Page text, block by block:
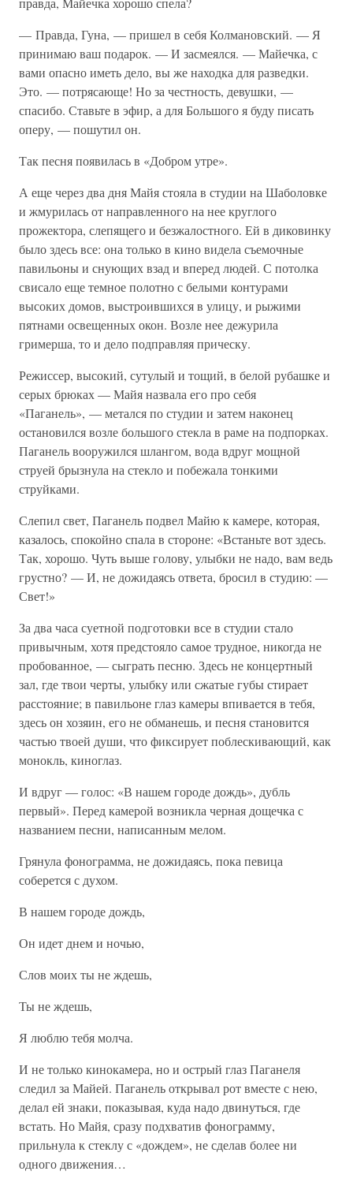
— Правда, Гуна, — пришел в себя Колмановский. — Я
принимаю ваш подарок. — И засмеялся. — Майечка, с
вами опасно иметь дело, вы же находка для разведки.
Это. — потрясающе! Но за честность, девушки, —
спасибо. Ставьте в эфир, а для Большого я буду писать
оперу, — пошутил он.
Так песня появилась в «Добром утре».
А еще через два дня Майя стояла в студии на Шаболовке
и жмурилась от направленного на нее круглого
прожектора, слепящего и безжалостного. Ей в диковинку
было здесь все: она только в кино видела съемочные
павильоны и снующих взад и вперед людей. С потолка
свисало еще темное полотно с белыми контурами
высоких домов, выстроившихся в улицу, и рыжими
пятнами освещенных окон. Возле нее дежурила
гримерша, то и дело подправляя прическу.
Режиссер, высокий, сутулый и тощий, в белой рубашке и
серых брюках — Майя назвала его про себя
«Паганель», — метался по студии и затем наконец
остановился возле большого стекла в раме на подпорках.
Паганель вооружился шлангом, вода вдруг мощной
струей брызнула на стекло и побежала тонкими
струйками.
Слепил свет, Паганель подвел Майю к камере, которая,
казалось, спокойно спала в стороне: «Встаньте вот здесь.
Так, хорошо. Чуть выше голову, улыбки не надо, вам ведь
грустно? — И, не дожидаясь ответа, бросил в студию: —
Свет!»
За два часа суетной подготовки все в студии стало
привычным, хотя предстояло самое трудное, никогда не
пробованное, — сыграть песню. Здесь не концертный
зал, где твои черты, улыбку или сжатые губы стирает
расстояние; в павильоне глаз камеры впивается в тебя,
здесь он хозяин, его не обманешь, и песня становится
частью твоей души, что фиксирует поблескивающий, как
монокль, киноглаз.
И вдруг — голос: «В нашем городе дождь», дубль
первый». Перед камерой возникла черная дощечка с
названием песни, написанным мелом.
Грянула фонограмма, не дожидаясь, пока певица
соберется с духом.
В нашем городе дождь,
Он идет днем и ночью,
Слов моих ты не ждешь,
Ты не ждешь,
Я люблю тебя молча.
И не только кинокамера, но и острый глаз Паганеля
следил за Майей. Паганель открывал рот вместе с нею,
делал ей знаки, показывая, куда надо двинуться, где
встать. Но Майя, сразу подхватив фонограмму,
прильнула к стеклу с «дождем», не сделав более ни
одного движения…